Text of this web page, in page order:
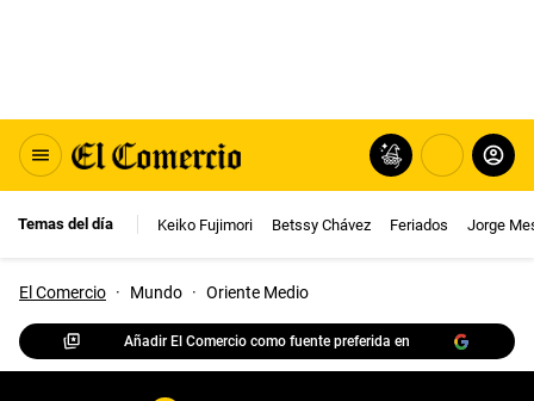
Temas del día Keiko Fujimori Betssy Chávez Feriados Jorge
El Comercio · Mundo · Oriente Medio
Añadir El Comercio como fuente preferida en